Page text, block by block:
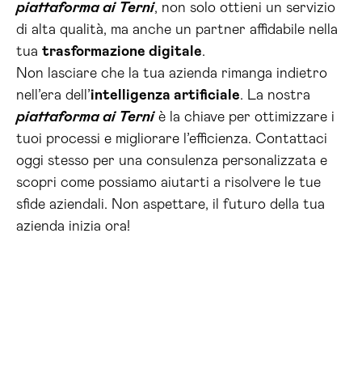
piattaforma ai Terni, non solo ottieni un servizio
di alta qualità, ma anche un partner affidabile nella
tua trasformazione digitale.
Non lasciare che la tua azienda rimanga indietro
nell’era dell’intelligenza artificiale. La nostra
piattaforma ai Terniè la chiave per ottimizzare i
tuoi processi e migliorare l’efficienza. Contattaci
oggi stesso per una consulenza personalizzata e
scopri come possiamo aiutarti a risolvere le tue
sfide aziendali. Non aspettare, il futuro della tua
azienda inizia ora!